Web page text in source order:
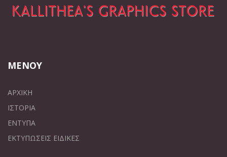
ΜΕΝΟΥ
ΑΡΧΙΚΗ
ΙΣΤΟΡΙΑ
ΕΝΤΥΠΑ
ΕΚΤΥΠΩΣΕΙΣ ΕΙΔΙΚΕΣ